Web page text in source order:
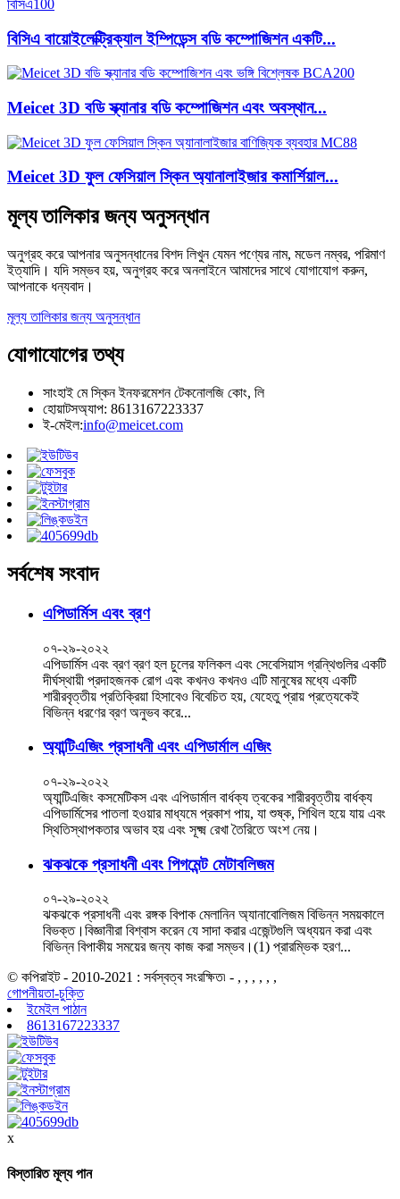
বিসিএ বায়োইলেক্ট্রিক্যাল ইম্পিডেন্স বডি কম্পোজিশন একটি...
Meicet 3D বডি স্ক্যানার বডি কম্পোজিশন এবং অবস্থান...
Meicet 3D ফুল ফেসিয়াল স্কিন অ্যানালাইজার কমার্শিয়াল...
মূল্য তালিকার জন্য অনুসন্ধান
অনুগ্রহ করে আপনার অনুসন্ধানের বিশদ লিখুন যেমন পণ্যের নাম, মডেল নম্বর, পরিমাণ
ইত্যাদি। যদি সম্ভব হয়, অনুগ্রহ করে অনলাইনে আমাদের সাথে যোগাযোগ করুন,
আপনাকে ধন্যবাদ।
মূল্য তালিকার জন্য অনুসন্ধান
যোগাযোগের তথ্য
সাংহাই মে স্কিন ইনফরমেশন টেকনোলজি কোং, লি
হোয়াটসঅ্যাপ: 8613167223337
ই-মেইল:info@meicet.com
সর্বশেষ সংবাদ
এপিডার্মিস এবং ব্রণ
০৭-২৯-২০২২
এপিডার্মিস এবং ব্রণ ব্রণ হল চুলের ফলিকল এবং সেবেসিয়াস গ্রন্থিগুলির একটি
দীর্ঘস্থায়ী প্রদাহজনক রোগ এবং কখনও কখনও এটি মানুষের মধ্যে একটি
শারীরবৃত্তীয় প্রতিক্রিয়া হিসাবেও বিবেচিত হয়, যেহেতু প্রায় প্রত্যেকেই
বিভিন্ন ধরণের ব্রণ অনুভব করে...
অ্যান্টিএজিং প্রসাধনী এবং এপিডার্মাল এজিং
০৭-২৯-২০২২
অ্যান্টিএজিং কসমেটিকস এবং এপিডার্মাল বার্ধক্য ত্বকের শারীরবৃত্তীয় বার্ধক্য
এপিডার্মিসের পাতলা হওয়ার মাধ্যমে প্রকাশ পায়, যা শুষ্ক, শিথিল হয়ে যায় এবং
স্থিতিস্থাপকতার অভাব হয় এবং সূক্ষ্ম রেখা তৈরিতে অংশ নেয়।
ঝকঝকে প্রসাধনী এবং পিগমেন্ট মেটাবলিজম
০৭-২৯-২০২২
ঝকঝকে প্রসাধনী এবং রঙ্গক বিপাক মেলানিন অ্যানাবোলিজম বিভিন্ন সময়কালে
বিভক্ত।বিজ্ঞানীরা বিশ্বাস করেন যে সাদা করার এজেন্টগুলি অধ্যয়ন করা এবং
বিভিন্ন বিপাকীয় সময়ের জন্য কাজ করা সম্ভব।(1) প্রারম্ভিক হরণ...
© কপিরাইট - 2010-2021 : সর্বস্বত্ব সংরক্ষিত৷ - , , , , , ,
গোপনীয়তা-চুক্তি
ইমেইল পাঠান
8613167223337
x
বিস্তারিত মূল্য পান